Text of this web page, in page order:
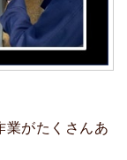
業がたくさんあ